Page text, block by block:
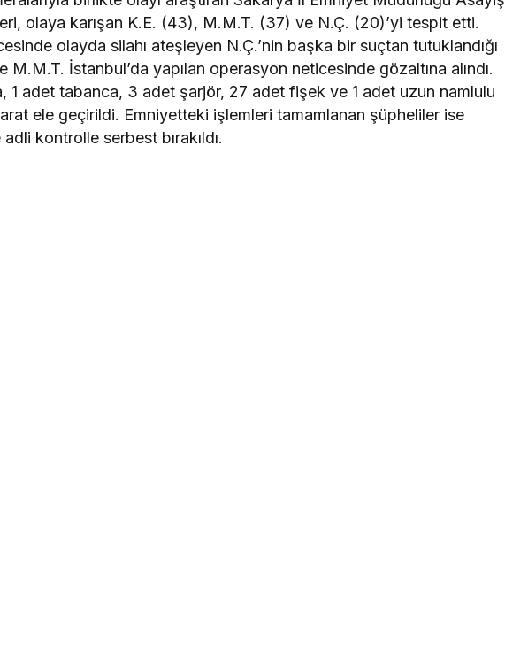
olaya karışan K.E. (43), M.M.T. (37) ve N.Ç. (20)’yi tespit etti.
olayda silahı ateşleyen N.Ç.’nin başka bir suçtan tutuklandığı
M.M.T. İstanbul’da yapılan operasyon neticesinde gözaltına alındı.
1 adet tabanca, 3 adet şarjör, 27 adet fişek ve 1 adet uzun namlulu
ele geçirildi. Emniyetteki işlemleri tamamlanan şüpheliler ise
adli kontrolle serbest bırakıldı.